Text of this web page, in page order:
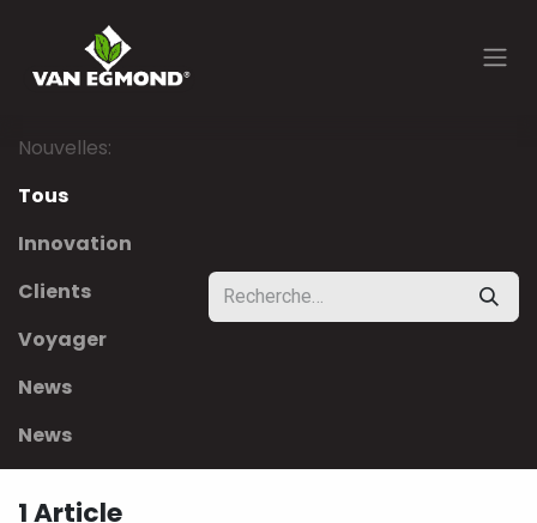
Nouvelles:
Tous
Innovation
Clients
Voyager
News
News
1 Article